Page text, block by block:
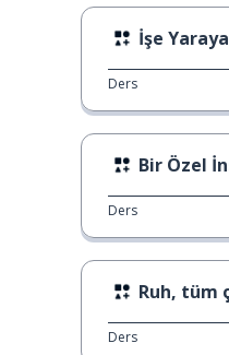
İşe
Ders
Bir Özel
Ders
Ruh, tüm
Ders